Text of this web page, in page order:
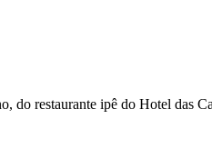
restaurante ipê do Hotel das